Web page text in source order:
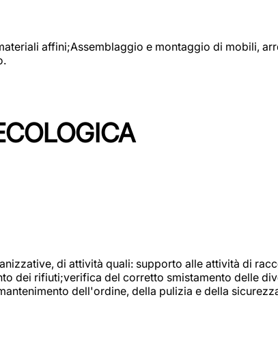
affini;Assemblaggio e montaggio di mobili,
di attività quali: supporto alle attività di
dei rifiuti;verifica del corretto smistamento delle
dell'ordine, della pulizia e della